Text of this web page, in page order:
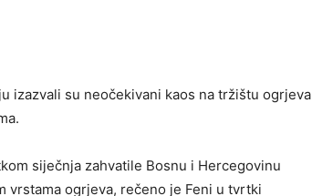
izazvali su neočekivani kaos na tržištu ogrjeva
siječnja zahvatile Bosnu i Hercegovinu
vrstama ogrjeva, rečeno je Feni u tvrtki